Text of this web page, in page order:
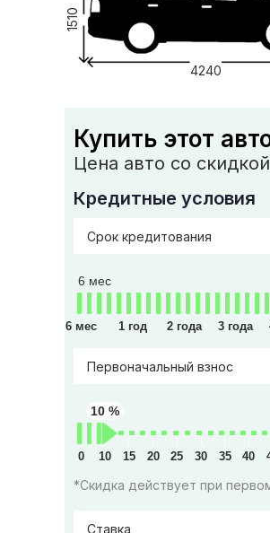
4240
1510
Купить этот
Цена авто со
Кредитные условия
Срок кредитования
6 мес
6 мес 1 год 2 года 3 года
Первоначальный взнос
10 %
0 10 15 20 25 30 35 40
*Скидка действует при
Ставка